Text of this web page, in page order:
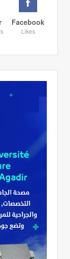
Facebook
Likes